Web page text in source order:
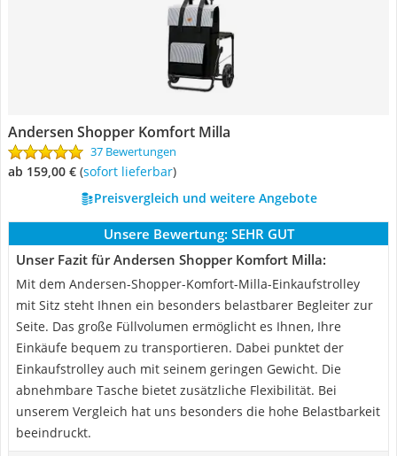
Andersen Shopper Komfort Milla
37 Bewertungen
ab 159,00 € ( Sofort lieferbar)
Preisvergleich und weitere Angebote
Unsere Bewertung: SEHR GUT
Unser Fazit für Andersen Shopper Komfort Milla:
Mit dem Andersen-Shopper-Komfort-Milla-Einkaufstrolley
mit Sitz steht Ihnen ein besonders belastbarer Begleiter zur
Seite. Das große Füllvolumen ermöglicht es Ihnen, Ihre
Einkäufe bequem zu transportieren. Dabei punktet der
Einkaufstrolley auch mit seinem geringen Gewicht. Die
abnehmbare Tasche bietet zusätzliche Flexibilität. Bei
unserem Vergleich hat uns besonders die hohe Belastbarkeit
beeindruckt.